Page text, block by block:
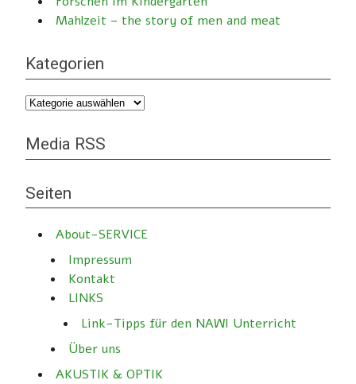
Mahlzeit – the story of men and meat
Kategorien
Kategorien
Media RSS
Seiten
About-SERVICE
Impressum
Kontakt
LINKS
Link-Tipps für den NAWI Unterricht
Über uns
AKUSTIK & OPTIK